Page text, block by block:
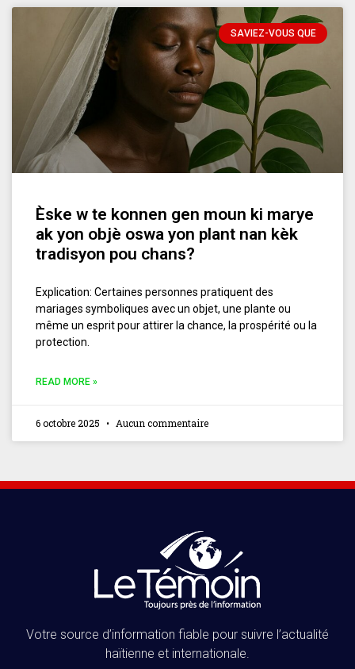
SAVIEZ-VOUS QUE
Èske w te konnen gen moun ki marye
ak yon objè oswa yon plant nan kèk
tradisyon pou chans?
Explication: Certaines personnes pratiquent des
mariages symboliques avec un objet, une plante ou
même un esprit pour attirer la chance, la prospérité ou la
protection.
READ MORE »
6 octobre 2025 Aucun commentaire
Votre source d’information fiable pour suivre l’actualité
haïtienne et internationale.